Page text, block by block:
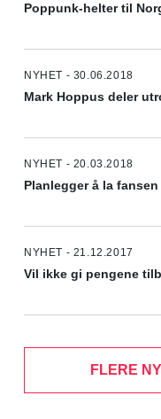
Poppunk-helter til
NYHET - 30.06.2018
Mark Hoppus deler
NYHET - 20.03.2018
Planlegger å la
NYHET - 21.12.2017
Vil ikke gi pengene
FLERE